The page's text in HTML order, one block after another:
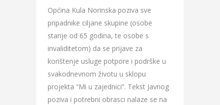
Općina Kula Norinska poziva sve
pripadnike ciljane skupine (osobe
starije od 65 godina, te osobe s
invaliditetom) da se prijave za
korištenje usluge potpore i podrške u
svakodnevnom životu u sklopu
projekta “Mi u zajednici”. Tekst Javnog
poziva i potrebni obrasci nalaze se na